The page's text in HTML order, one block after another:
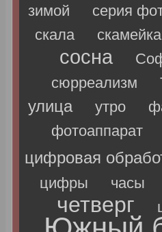
зимой серия
скала скамейка
сосна
сюрреализм
улица утро
фотоаппарат
цифровая
цифры часы
четверг